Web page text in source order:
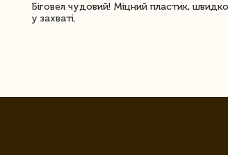
Біговел чудовий! Міцний пластик,
у захваті.